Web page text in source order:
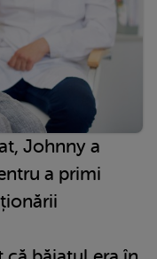
Johnny a
a primi